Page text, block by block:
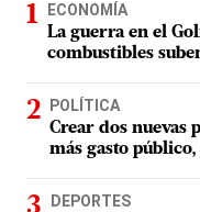
ECONOMÍA
La guerra en el
combustibles
POLÍTICA
Crear dos nuevas
más gasto
DEPORTES